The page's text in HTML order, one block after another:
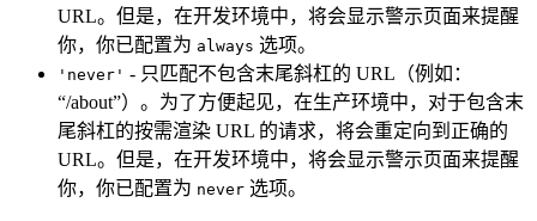
URL。但是，在开发环境中，将会显示警示页面来提醒
你，你已配置为 always 选项。
'never' - 只匹配不包含末尾斜杠的 URL（例如：
“/about”）。为了方便起见，在生产环境中，对于包含末
尾斜杠的按需渲染 URL 的请求，将会重定向到正确的
URL。但是，在开发环境中，将会显示警示页面来提醒
你，你已配置为 never 选项。